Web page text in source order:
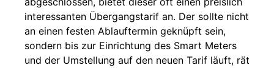
interessanten Übergangstarif an. Der sollte nicht
an einen festen Ablauftermin geknüpft sein,
sondern bis zur Einrichtung des Smart Meters
und der Umstellung auf den neuen Tarif läuft, rät